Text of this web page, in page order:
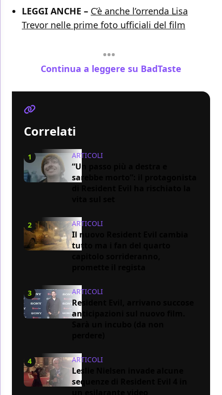
LEGGI ANCHE – C’è anche l’orrenda Lisa
Trevor nelle prime foto ufficiali del film
Continua a leggere su BadTaste
Correlati
1 ARTICOLI
“Un passo più a destra e
sarebbe morto”: il protagonista
2 ARTICOLI
Il nuovo Resident Evil cambia
tutto ma i fan del quarto
3 ARTICOLI
Resident Evil, arrivano succose
anticipazioni sul nuovo film.
4 ARTICOLI
Leslie Nielsen invade alcune
sequenze di Resident Evil 4 in